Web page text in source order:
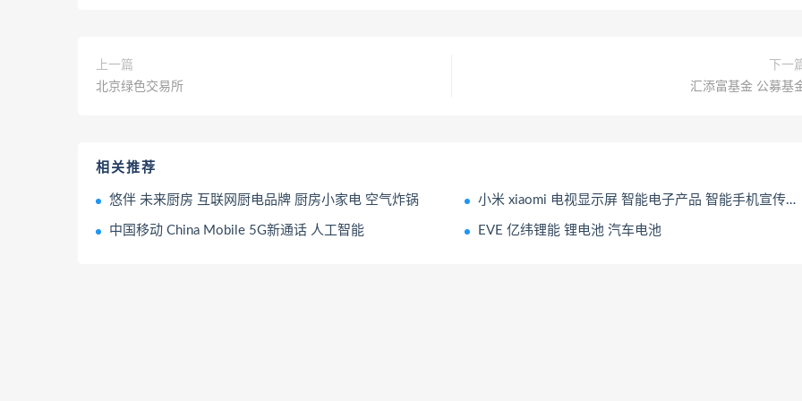
上一篇
北京绿色交易所
下一
汇添富基金 公募基
相关推荐
悠伴 未来厨房 互联网厨电品牌 厨房小家电 空气炸锅 小米 xiaomi 电视显示屏 智能电子产品 智能手机宣传广告
中国移动 China Mobile 5G新通话 人工智能 EVE 亿纬锂能 锂电池 汽车电池